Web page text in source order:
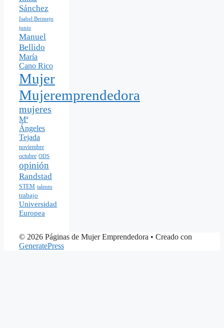
Sánchez
Isabel Bermejo
junio
Manuel
Bellido
María
Cano Rico
Mujer
Mujeremprendedora
mujeres
Mª
Ángeles
Tejada
noviembre
octubre ODS
opinión
Randstad
STEM talento
trabajo
Universidad
Europea
© 2026 Páginas de Mujer Emprendedora • Creado con
GeneratePress